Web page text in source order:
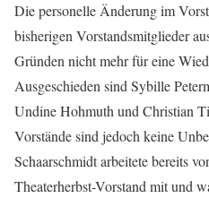
Die personelle Änderung im
bisherigen Vorstandsmitglieder
Gründen nicht mehr für eine
Ausgeschieden sind Sybille
Undine Hohmuth und Christian
Vorstände sind jedoch keine
Schaarschmidt arbeitete bereits
Theaterherbst-Vorstand mit und